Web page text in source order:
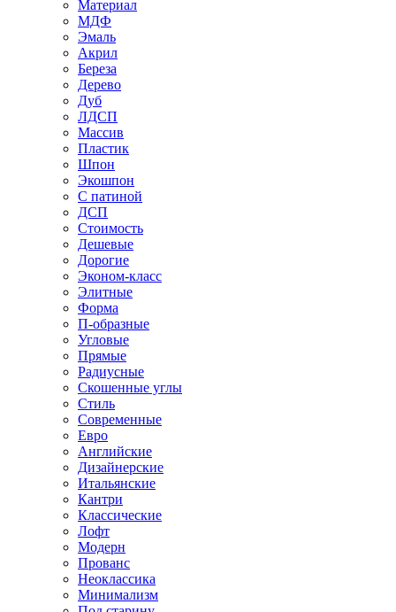
Материал
МДФ
Эмаль
Акрил
Береза
Дерево
Дуб
ЛДСП
Массив
Пластик
Шпон
Экошпон
С патиной
ДСП
Стоимость
Дешевые
Дорогие
Эконом-класс
Элитные
Форма
П-образные
Угловые
Прямые
Радиусные
Скошенные углы
Стиль
Современные
Евро
Английские
Дизайнерские
Итальянские
Кантри
Классические
Лофт
Модерн
Прованс
Неоклассика
Минимализм